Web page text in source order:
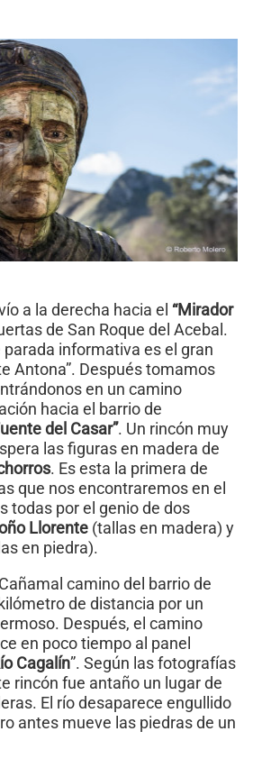
a la derecha hacia el “Mirador
de San Roque del Acebal.
informativa es el gran
Antona”. Después tomamos
en un camino
hacia el barrio de
del Casar”. Un rincón muy
las figuras en madera de
. Es esta la primera de
que nos encontraremos en el
todas por el genio de dos
Llorente (tallas en madera) y
en piedra).
camino del barrio de
de distancia por un
Después, el camino
en poco tiempo al panel
Cagalín”. Según las fotografías
rincón fue antaño un lugar de
El río desaparece engullido
antes mueve las piedras de un